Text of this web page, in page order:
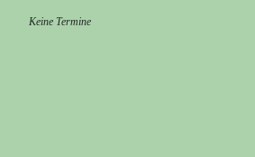
Keine Termine